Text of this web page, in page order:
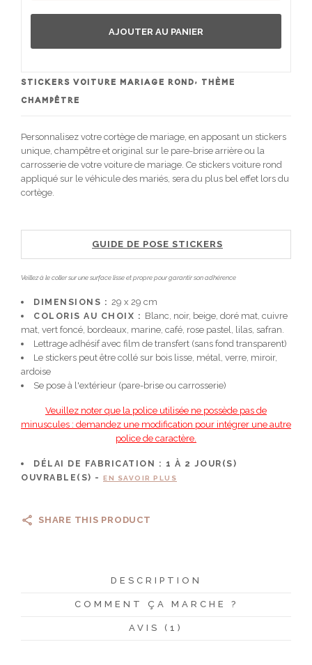
STICKERS VOITURE MARIAGE ROND, THÈME
CHAMPÊTRE
Personnalisez votre cortège de mariage, en apposant un stickers
unique, champêtre et original sur le pare-brise arrière ou la
carrosserie de votre voiture de mariage. Ce stickers voiture rond
appliqué sur le véhicule des mariés, sera du plus bel effet lors du
cortège.
GUIDE DE POSE STICKERS
Veillez à le coller sur une surface lisse et propre pour garantir son adhérence
DIMENSIONS : 29 x 29 cm
COLORIS AU CHOIX : Blanc, noir, beige, doré mat, cuivre
mat, vert foncé, bordeaux, marine, café, rose pastel, lilas, safran.
Lettrage adhésif avec film de transfert (sans fond transparent)
Le stickers peut être collé sur bois lisse, métal, verre, miroir,
ardoise
Se pose à l'extérieur (pare-brise ou carrosserie)
Veuillez noter que la police utilisée ne possède pas de
minuscules : demandez une modification pour intégrer une autre
police de caractère.
DÉLAI DE FABRICATION : 1 À 2 JOUR(S)
OUVRABLE(S) -
EN SAVOIR PLUS
AJOUTER AU PANIER
SHARE THIS PRODUCT
DESCRIPTION
COMMENT ÇA MARCHE ?
AVIS (1)